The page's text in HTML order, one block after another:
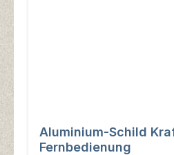
Aluminium-Schild Kraftstoffhahn
Fernbedienung